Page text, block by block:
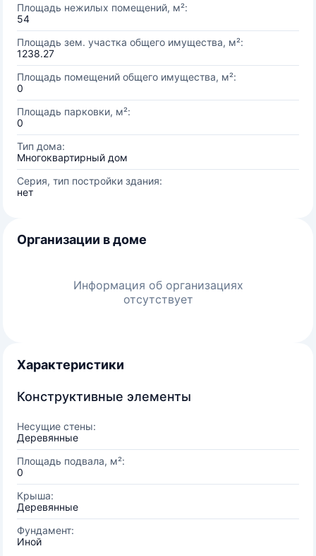
Площадь нежилых помещений, м²:
54
Площадь зем. участка общего имущества, м²:
1238.27
Площадь помещений общего имущества, м²:
0
Площадь парковки, м²:
0
Тип дома:
Многоквартирный дом
Серия, тип постройки здания:
нет
Организации в доме
Информация об организациях
отсутствует
Характеристики
Конструктивные элементы
Несущие стены:
Деревянные
Площадь подвала, м²:
0
Крыша:
Деревянные
Фундамент:
Иной